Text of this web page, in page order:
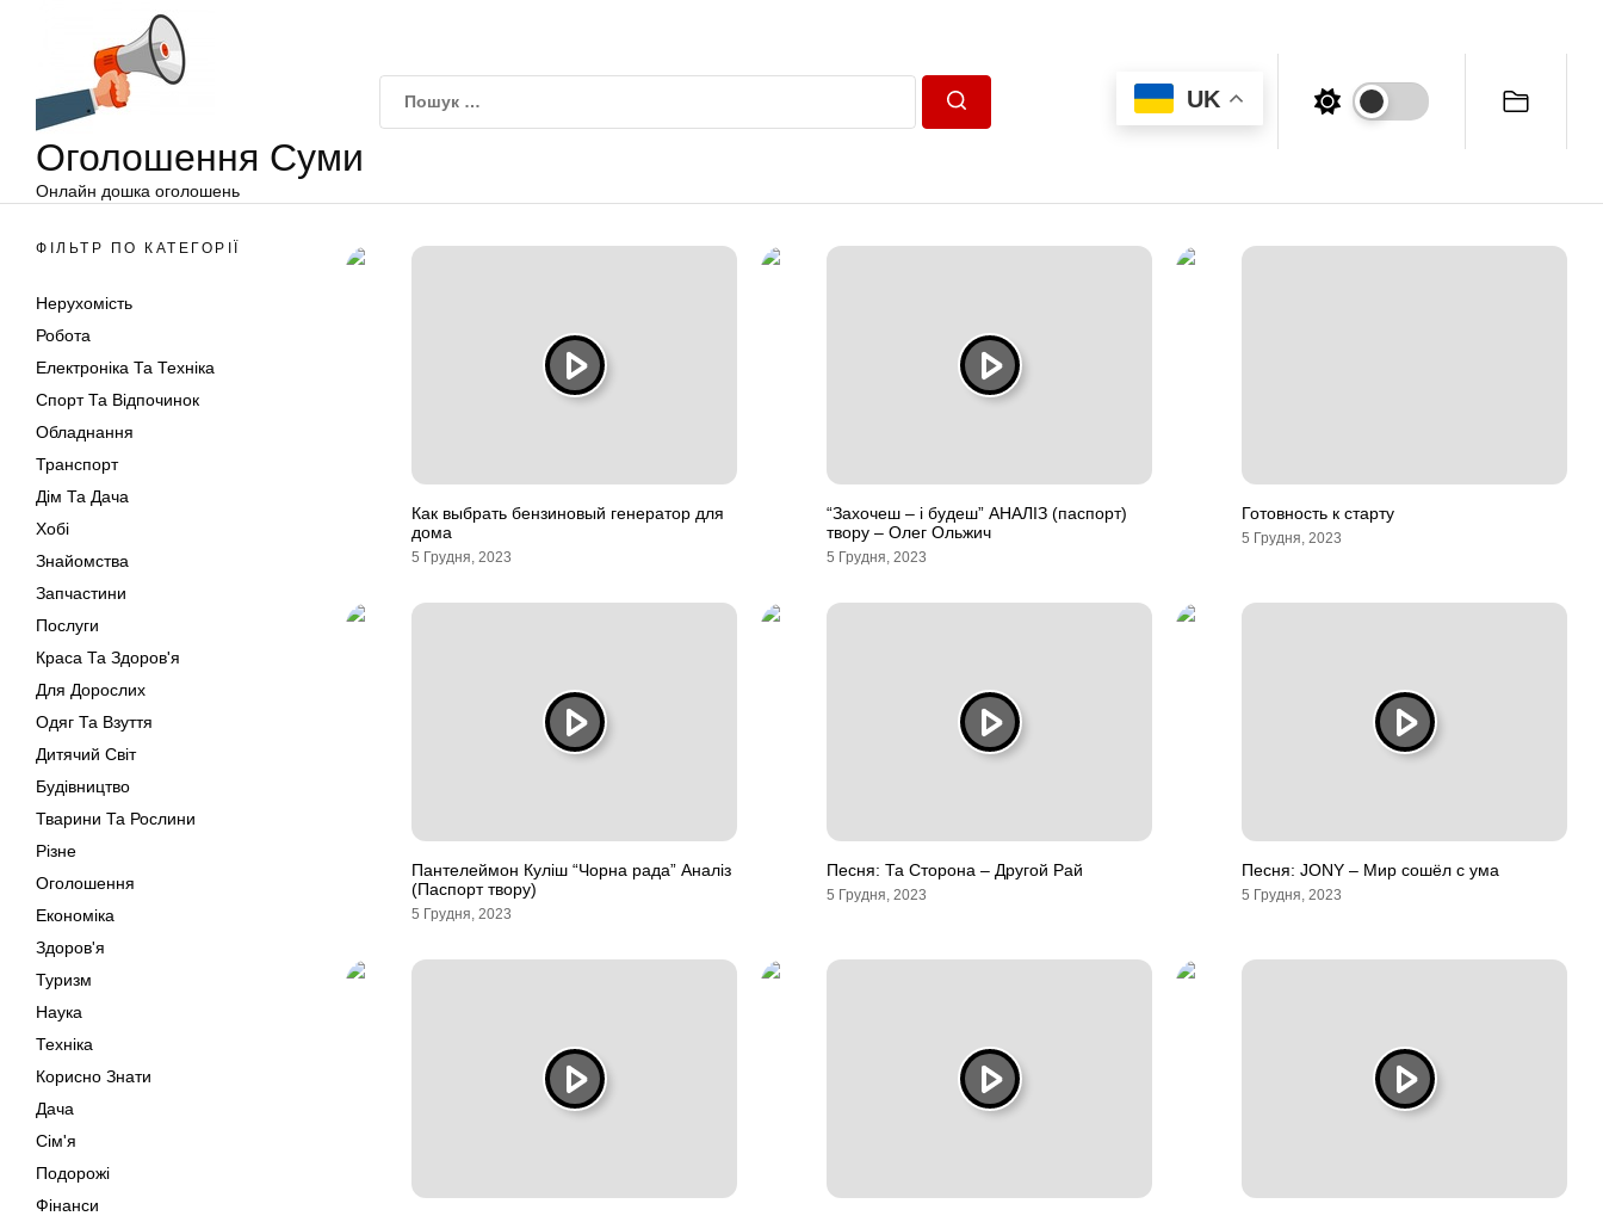
Оголошення Суми
Онлайн дошка оголошень
UK
ФІЛЬТР ПО КАТЕГОРІЇ
Нерухомість
Робота
Електроніка Та Техніка
Спорт Та Відпочинок
Обладнання
Транспорт
Дім Та Дача
Хобі
Знайомства
Запчастини
Послуги
Краса Та Здоров'я
Для Дорослих
Одяг Та Взуття
Дитячий Світ
Будівництво
Тварини Та Рослини
Різне
Оголошення
Економіка
Здоров'я
Туризм
Наука
Техніка
Корисно Знати
Дача
Сім'я
Подорожі
Фінанси
Как выбрать бензиновый генератор для
дома
5 Грудня, 2023
“Захочеш – і будеш” АНАЛІЗ (паспорт)
твору – Олег Ольжич
5 Грудня, 2023
Готовность к старту
5 Грудня, 2023
Пантелеймон Куліш “Чорна рада” Аналіз
(Паспорт твору)
5 Грудня, 2023
Песня: Та Сторона – Другой Рай
5 Грудня, 2023
Песня: JONY – Мир сошёл с ума
5 Грудня, 2023